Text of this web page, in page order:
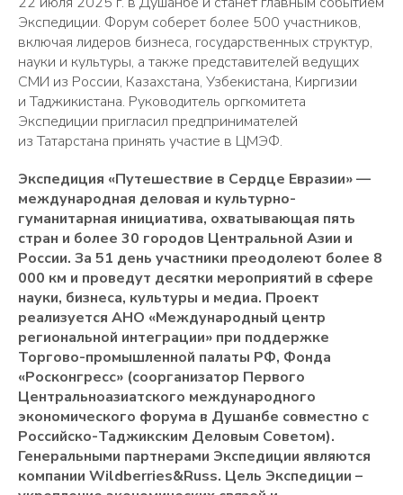
Экспедиции. Форум соберет более 500 участников,
включая лидеров бизнеса, государственных структур,
науки и культуры, а также представителей ведущих
СМИ из России, Казахстана, Узбекистана, Киргизии
и Таджикистана. Руководитель оргкомитета
Экспедиции пригласил предпринимателей
из Татарстана принять участие в ЦМЭФ.
Экспедиция «Путешествие в Сердце Евразии» —
международная деловая и культурно-
гуманитарная инициатива, охватывающая пять
стран и более 30 городов Центральной Азии и
России. За 51 день участники преодолеют более 8
000 км и проведут десятки мероприятий в сфере
науки, бизнеса, культуры и медиа. Проект
реализуется АНО «Международный центр
региональной интеграции» при поддержке
Торгово-промышленной палаты РФ, Фонда
«Росконгресс» (соорганизатор Первого
Центральноазиатского международного
экономического форума в Душанбе совместно с
Российско-Таджикским Деловым Советом).
Генеральными партнерами Экспедиции являются
компании Wildberries&Russ. Цель Экспедиции –